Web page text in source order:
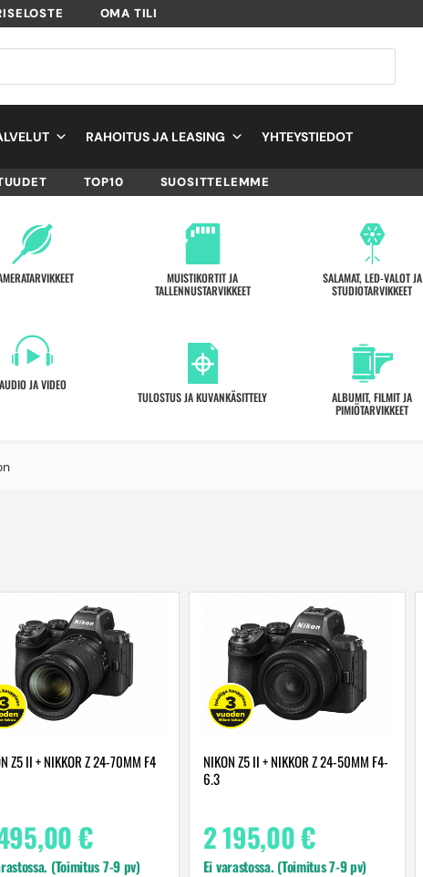
OMA TILI
RAHOITUS JA LEASING YHTEYSTIEDOT
TOP10 SUOSITTELEMME
AUDIO JA VIDEO
MUISTIKORTIT JA
TALLENNUSTARVIKKEET
TULOSTUS JA KUVANKÄSITTELY
SALAMAT, LED-VALOT JA
STUDIOTARVIKKEET
ALBUMIT, FILMIT JA
PIMIÖTARVIKKEET
Z5 II + NIKKOR Z 24-70MM F4
€
(Toimitus 7-9 pv)
NIKON Z5 II + NIKKOR Z 24-50MM F4-
6.3
2 195,00€
Ei varastossa. (Toimitus 7-9 pv)